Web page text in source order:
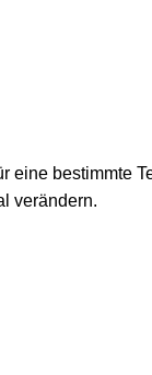
eine bestimmte
verändern.